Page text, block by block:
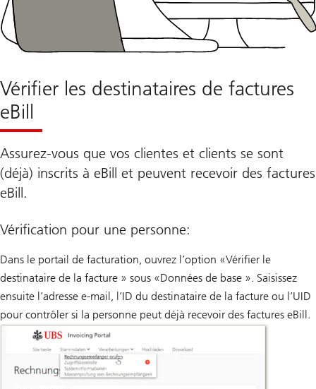
Vérifier les destinataires de factures
eBill
Assurez-vous que vos clientes et clients se sont
(déjà) inscrits à eBill et peuvent recevoir des factures
eBill.
Vérification pour une personne:
Dans le portail de facturation, ouvrez l’option «Vérifier le
destinataire de la facture » sous «Données de base ». Saisissez
ensuite l’adresse e-mail, l’ID du destinataire de la facture ou l’UID
pour contrôler si la personne peut déjà recevoir des factures eBill.